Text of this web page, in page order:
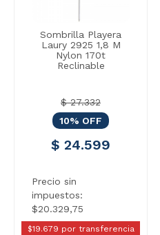
Sombrilla Playera
Laury 2925 1,8 M
Nylon 170t
Reclinable
$ 27.332
10% OFF
$ 24.599
Precio sin
impuestos:
$20.329,75
$19.679 por transferencia